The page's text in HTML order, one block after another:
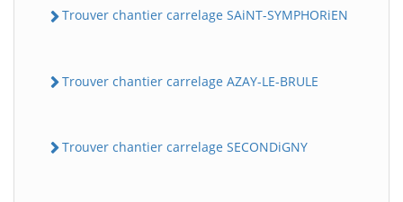
Trouver chantier carrelage SAiNT-SYMPHORiEN
Trouver chantier carrelage AZAY-LE-BRULE
Trouver chantier carrelage SECONDiGNY